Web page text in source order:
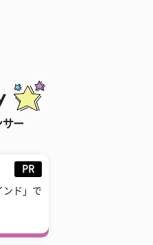
サー
PR
ンド」で